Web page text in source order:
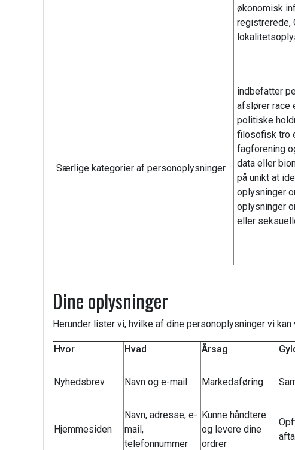
økonomisk
registrerede,
Særlige kategorier af personoplysninger
indbefatter
afslører race
politiske
filosofisk tro
fagforening
data eller
på unikt at
oplysninger
oplysninger
eller
Dine oplysninger
Herunder lister vi, hvilke af dine personoplysninger vi
Hvor Hvad Årsag
Nyhedsbrev Navn og e-mail Markedsføring
Hjemmesiden
Navn, adresse, e-
mail,
telefonnummer
Kunne håndtere
og levere dine
ordrer